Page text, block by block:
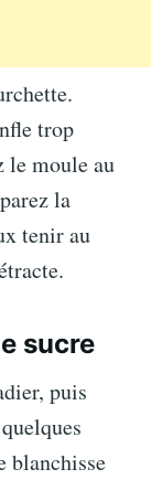
trop
le moule au
la
tenir au
sucre
puis
blanchisse